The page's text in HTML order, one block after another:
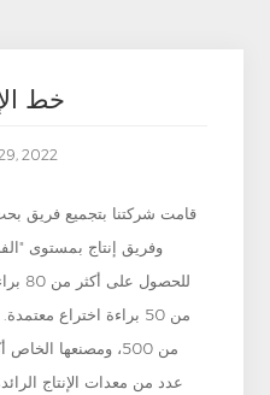
خط
2022
قامت شركتنا بتجميع فريق
وفريق إنتاج بمستوى
من 50 براءة اختراع
عدد من معدات الإنتاج